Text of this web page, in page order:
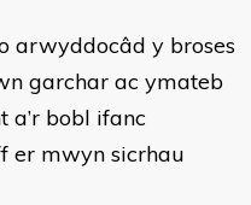
arwyddocâd y broses
garchar ac ymateb
a’r bobl ifanc
er mwyn sicrhau